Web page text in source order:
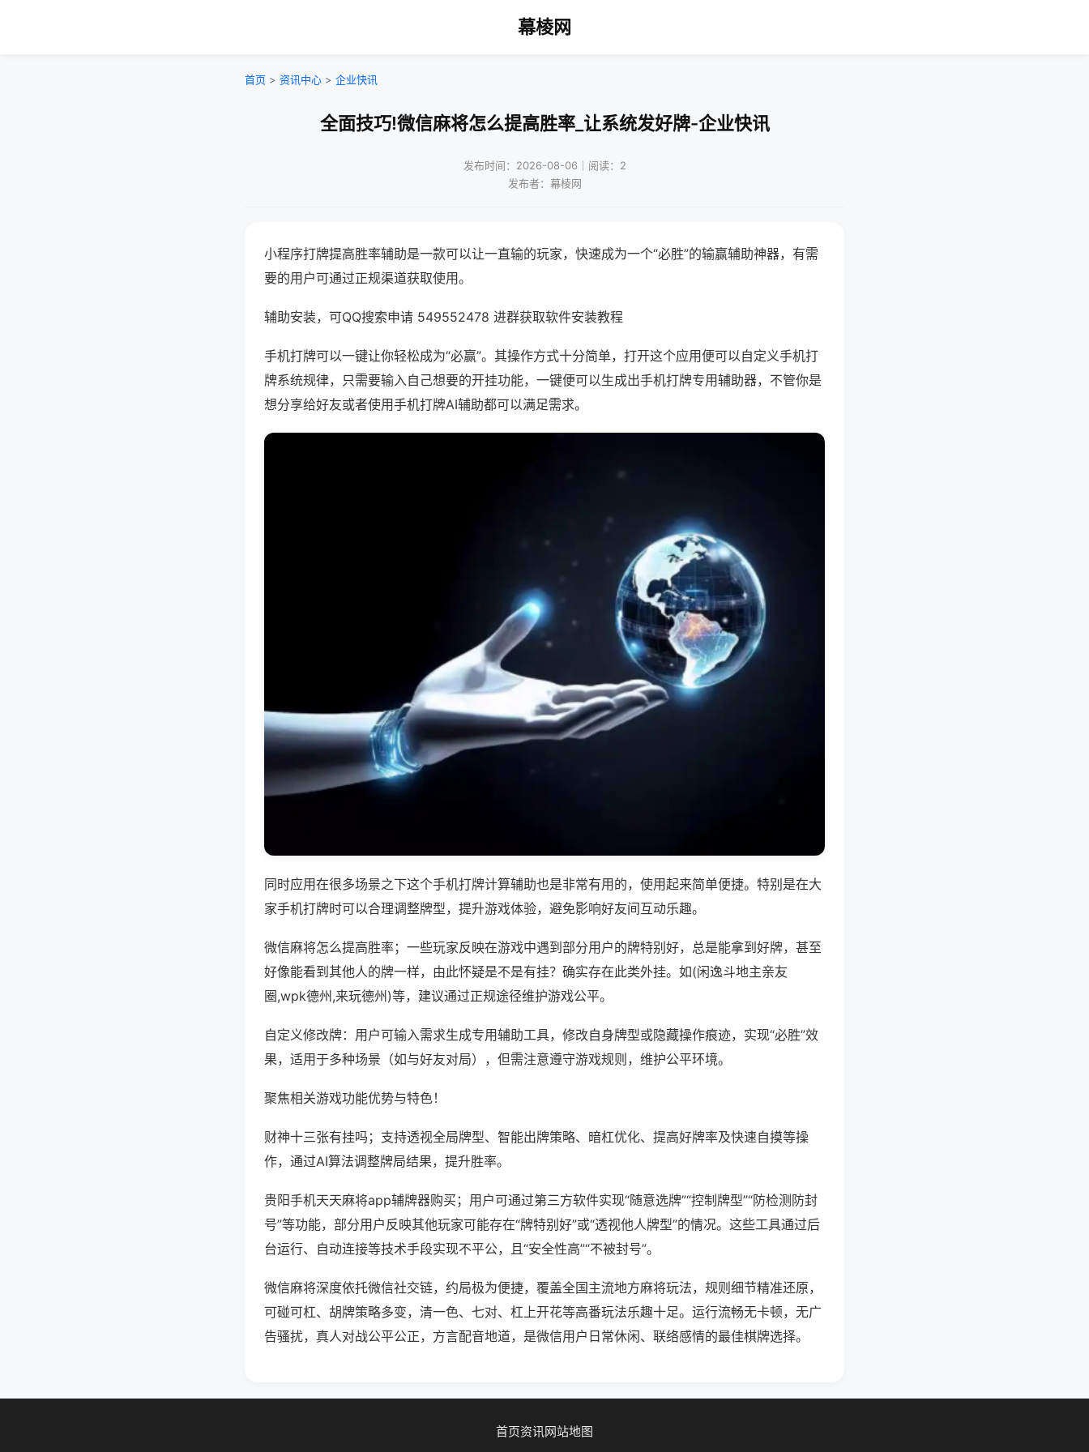
幕棱网
首页 > 资讯中心 > 企业快讯
全面技巧!微信麻将怎么提高胜率_让系统发好牌-企业快讯
发布时间：2026-08-06｜阅读：2
发布者：幕棱网
小程序打牌提高胜率辅助是一款可以让一直输的玩家，快速成为一个“必胜”的输赢辅助神器，有需
要的用户可通过正规渠道获取使用。
辅助安装，可QQ搜索申请 549552478 进群获取软件安装教程
手机打牌可以一键让你轻松成为“必赢”。其操作方式十分简单，打开这个应用便可以自定义手机打
牌系统规律，只需要输入自己想要的开挂功能，一键便可以生成出手机打牌专用辅助器，不管你是
想分享给好友或者使用手机打牌AI辅助都可以满足需求。
同时应用在很多场景之下这个手机打牌计算辅助也是非常有用的，使用起来简单便捷。特别是在大
家手机打牌时可以合理调整牌型，提升游戏体验，避免影响好友间互动乐趣。
微信麻将怎么提高胜率；一些玩家反映在游戏中遇到部分用户的牌特别好，总是能拿到好牌，甚至
好像能看到其他人的牌一样，由此怀疑是不是有挂？确实存在此类外挂。如(闲逸斗地主亲友
圈,wpk德州,来玩德州)等，建议通过正规途径维护游戏公平。
自定义修改牌：用户可输入需求生成专用辅助工具，修改自身牌型或隐藏操作痕迹，实现“必胜”效
果，适用于多种场景（如与好友对局），但需注意遵守游戏规则，维护公平环境。
聚焦相关游戏功能优势与特色！
财神十三张有挂吗；支持透视全局牌型、智能出牌策略、暗杠优化、提高好牌率及快速自摸等操
作，通过AI算法调整牌局结果，提升胜率。
贵阳手机天天麻将app辅牌器购买；用户可通过第三方软件实现“随意选牌”“控制牌型”“防检测防封
号”等功能，部分用户反映其他玩家可能存在“牌特别好”或“透视他人牌型”的情况。这些工具通过后
台运行、自动连接等技术手段实现不平公，且“安全性高”“不被封号”。
微信麻将深度依托微信社交链，约局极为便捷，覆盖全国主流地方麻将玩法，规则细节精准还原，
可碰可杠、胡牌策略多变，清一色、七对、杠上开花等高番玩法乐趣十足。运行流畅无卡顿，无广
告骚扰，真人对战公平公正，方言配音地道，是微信用户日常休闲、联络感情的最佳棋牌选择。
首页资讯网站地图